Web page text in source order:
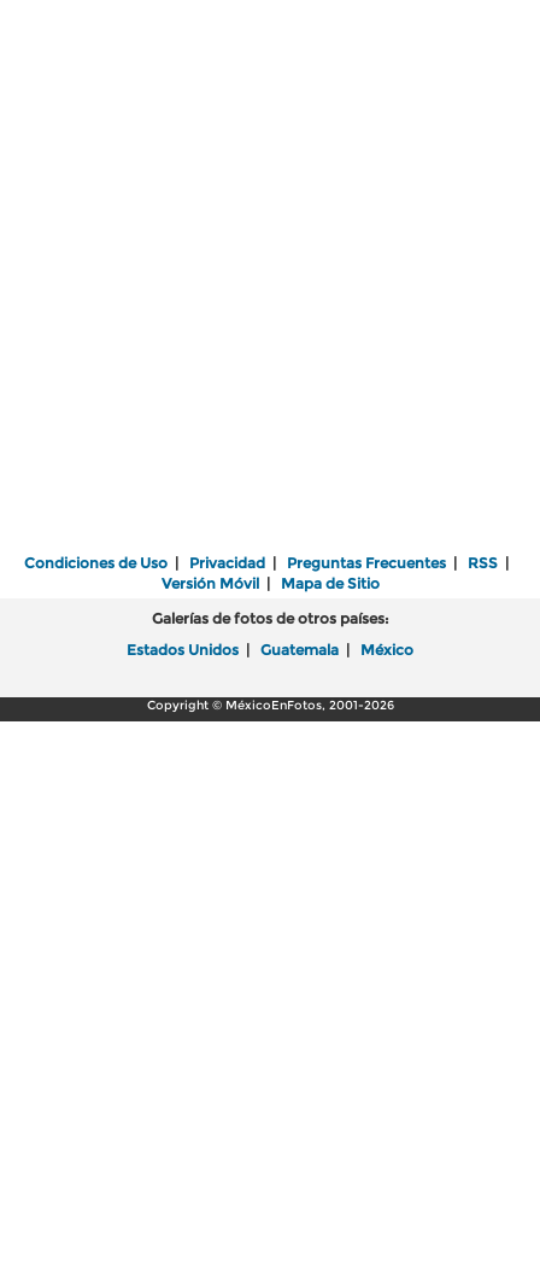
Condiciones de Uso | Privacidad | Preguntas Frecuentes | RSS |
Versión Móvil| Mapa de Sitio
Galerías de fotos de otros países:
Estados Unidos | Guatemala | México
Copyright © MéxicoEnFotos, 2001-2026